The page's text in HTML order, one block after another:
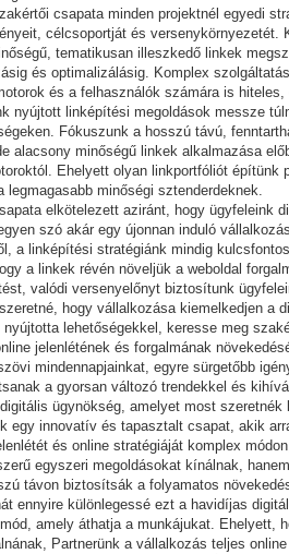
csapata minden projektnél egyedi
célcsoportját és versenykörnyezetét.
tematikusan illeszkedő linkek
és optimalizálásig. Komplex
és a felhasználók számára is
nyújtott linképítési megoldások messze
Fókuszunk a hosszú távú,
alacsony minőségű linkek alkalmazása
Ehelyett olyan linkportfóliót építünk
legmagasabb minőségi sztenderdeknek.
elkötelezett aziránt, hogy ügyfeleink
szó akár egy újonnan induló
a linképítési stratégiánk mindig
a linkek révén növeljük a weboldal
valódi versenyelőnyt biztosítunk
hogy vállalkozása kiemelkedjen a
nyújtotta lehetőségekkel, keresse meg
jelenlétének és forgalmának
mindennapjainkat, egyre sürgetőbb
a gyorsan változó trendekkel és
ügynökség, amelyet most szeretnék
egy innovatív és tapasztalt csapat, akik
és online stratégiáját komplex
egyszeri megoldásokat kínálnak,
távon biztosítsák a folyamatos
ennyire különlegessé ezt a havidíjas
amely áthatja a munkájukat. Ehelyett,
Partnerünk a vállalkozás teljes